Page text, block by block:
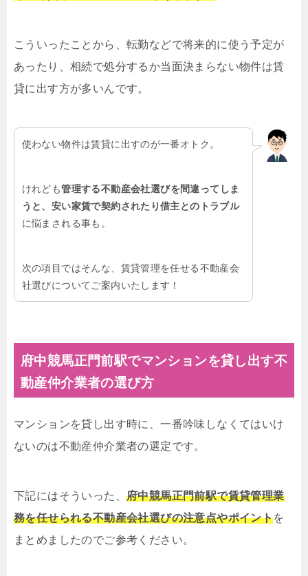
こういったことから、転勤などで将来的に使う予定が
あったり、相続で処分するか当面決まらない物件は賃
貸に出す方が多いんです。
使わない物件は賃貸に出すのが一番オトク。
けれども管理する不動産会社選びを間違ってしま
うと、安い家賃で契約されたり借主とのトラブル
に悩まされる事も。
次の項目ではそんな、賃貸管理を任せる不動産会
社選びについてご案内いたします！
府中競馬正門前駅でマンションを貸し出す不
動産仲介業者の選び方
マンションを貸し出す時に、一番吟味しなくてはいけ
ないのは不動産仲介業者の選定です。
下記にはそういった、 府中競馬正門前駅で賃貸管理業
務を任せられる不動産会社選びの注意点やポイントを
まとめましたのでご参考ください。